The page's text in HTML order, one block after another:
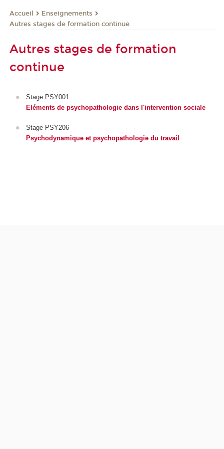
Accueil
Enseignements
Autres stages de formation continue
Autres stages de formation
continue
Stage PSY001
Eléments de psychopathologie dans l'intervention sociale
Stage PSY206
Psychodynamique et psychopathologie du travail